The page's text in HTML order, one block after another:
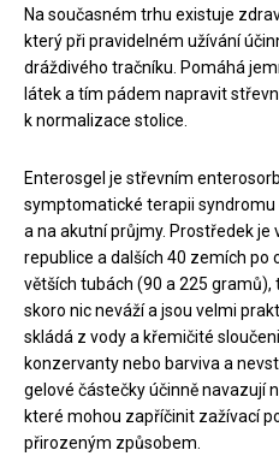
Na současném trhu existuje
který při pravidelném užívání
dráždivého tračníku. Pomáhá
látek a tím pádem napravit
k normalizace stolice.
Enterosgel je střevním
symptomatické terapii
a na akutní průjmy. Prostředek je
republice a dalších 40 zemích po
větších tubách (90 a 225 gramů),
skoro nic neváží a jsou velmi
skládá z vody a křemičité
konzervanty nebo barviva a
gelové částečky účinně navazují
které mohou zapříčinit zažívací
přirozeným způsobem.